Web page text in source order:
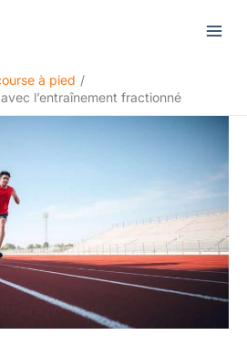
à pied
l’entraînement fractionné